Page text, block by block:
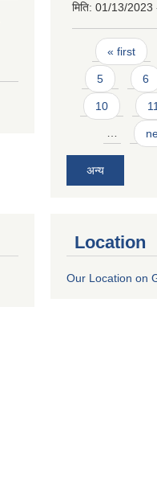
मिति: 01/13/2023
Pages
« first
5 6
10 11
…
अन्य
Location
Our Location on